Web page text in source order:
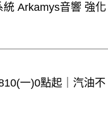
強化
一)0點起｜汽油不